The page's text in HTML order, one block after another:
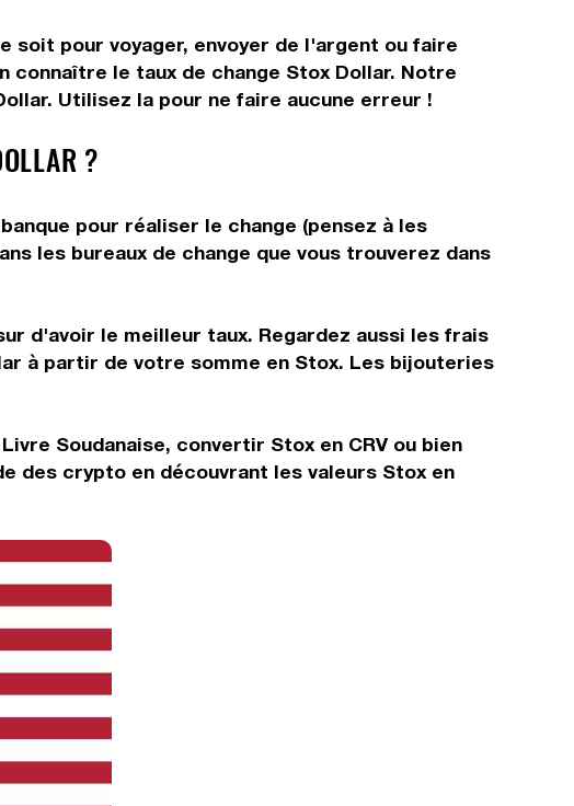
soit pour voyager, envoyer de l'argent ou faire
le taux de change Stox Dollar. Notre
Utilisez la pour ne faire aucune erreur !
?
pour réaliser le change (pensez à les
les bureaux de change que vous trouverez dans
d'avoir le meilleur taux. Regardez aussi les frais
à partir de votre somme en Stox. Les bijouteries
Soudanaise, convertir Stox en CRV ou bien
des crypto en découvrant les valeurs Stox en